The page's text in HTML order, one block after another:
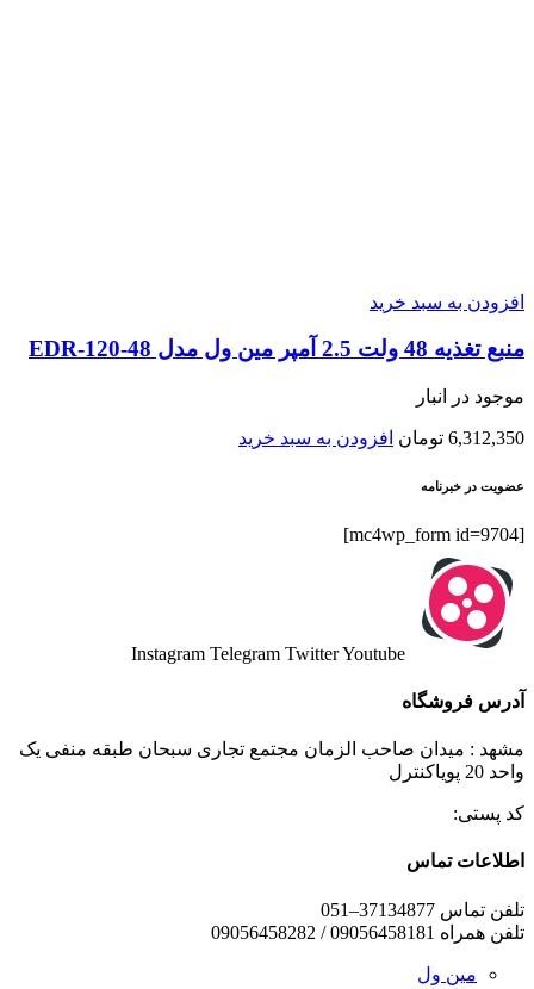
افزودن به سبد خرید
منبع تغذیه 48 ولت 2.5 آمپر مین ول مدل EDR-120-48
موجود در انبار
6,312,350 تومان افزودن به سبد خرید
عضویت در خبرنامه
[mc4wp_form id=9704]
Instagram Telegram TwitterYoutube
آدرس فروشگاه
مشهد : میدان صاحب الزمان مجتمع تجاری سبحان طبقه منفی یک
واحد 20 پویاکنترل
کد پستی:
اطلاعات تماس
تلفن تماس 37134877–051
تلفن همراه 09056458181 / 09056458282
مین ول